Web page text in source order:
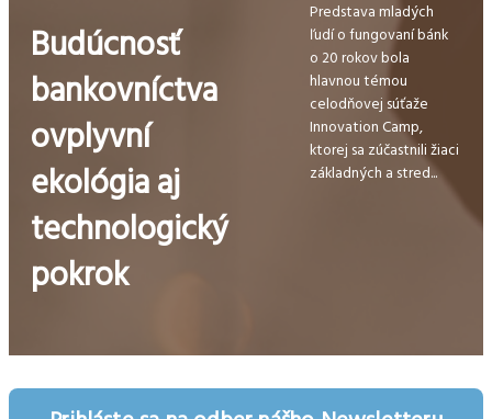
Budúcnosť
bankovníctva
ovplyvní
ekológia aj
technologický
pokrok
Predstava mladých
ľudí o fungovaní bánk
o 20 rokov bola
hlavnou témou
celodňovej súťaže
Innovation Camp,
ktorej sa zúčastnili žiaci
základných a stred...